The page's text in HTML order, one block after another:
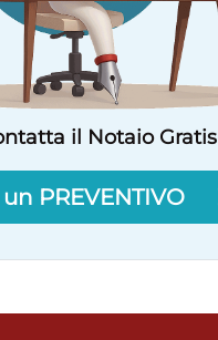
il Notaio Gratis
PREVENTIVO